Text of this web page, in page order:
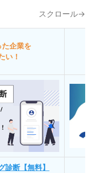
スクロール→
た企業を
い！
診断【無料】